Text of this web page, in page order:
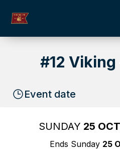
#12
Event date
SUNDAY 25
Ends Sunday 25